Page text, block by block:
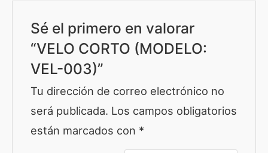
Sé el primero en valorar
“VELO CORTO (MODELO:
VEL-003)”
Tu dirección de correo electrónico no
será publicada. Los campos obligatorios
están marcados con *